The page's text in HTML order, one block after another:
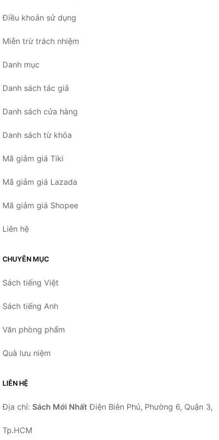
Điều khoản sử dụng
Miễn trừ trách nhiệm
Danh mục
Danh sách tác giả
Danh sách cửa hàng
Danh sách từ khóa
Mã giảm giá Tiki
Mã giảm giá Lazada
Mã giảm giá Shopee
Liên hệ
CHUYÊN MỤC
Sách tiếng Việt
Sách tiếng Anh
Văn phòng phẩm
Quà lưu niệm
LIÊN HỆ
Địa chỉ: Sách Mới Nhất Điện Biên Phủ, Phường 6, Quận 3,
Tp.HCM